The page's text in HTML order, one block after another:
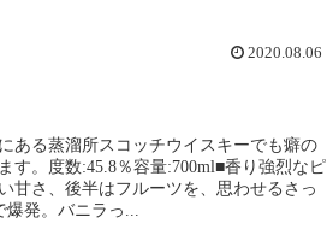
2020.08.06
ある蒸溜所スコッチウイスキーでも癖の
す。度数:45.8％容量:700ml■香り強烈なピ
甘さ、後半はフルーツを、思わせるさっ
爆発。バニラっ...